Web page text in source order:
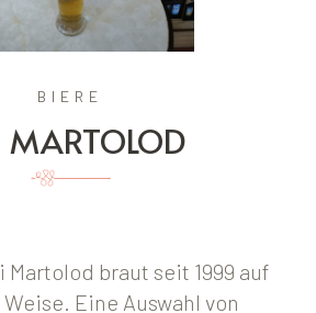
BIERE
MARTOLOD
Martolod braut seit 1999 auf
Eine Auswahl von